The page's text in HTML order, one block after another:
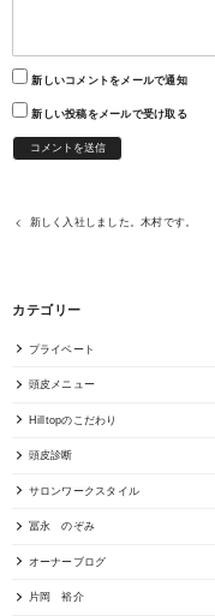
新しいコメントをメールで通知
新しい投稿をメールで受け取る
新しく入社しました。木村です。
カテゴリー
プライベート
頭皮メニュー
Hilltopのこだわり
頭皮診断
サロンワークスタイル
冨永 のぞみ
オーナーブログ
片岡 裕介